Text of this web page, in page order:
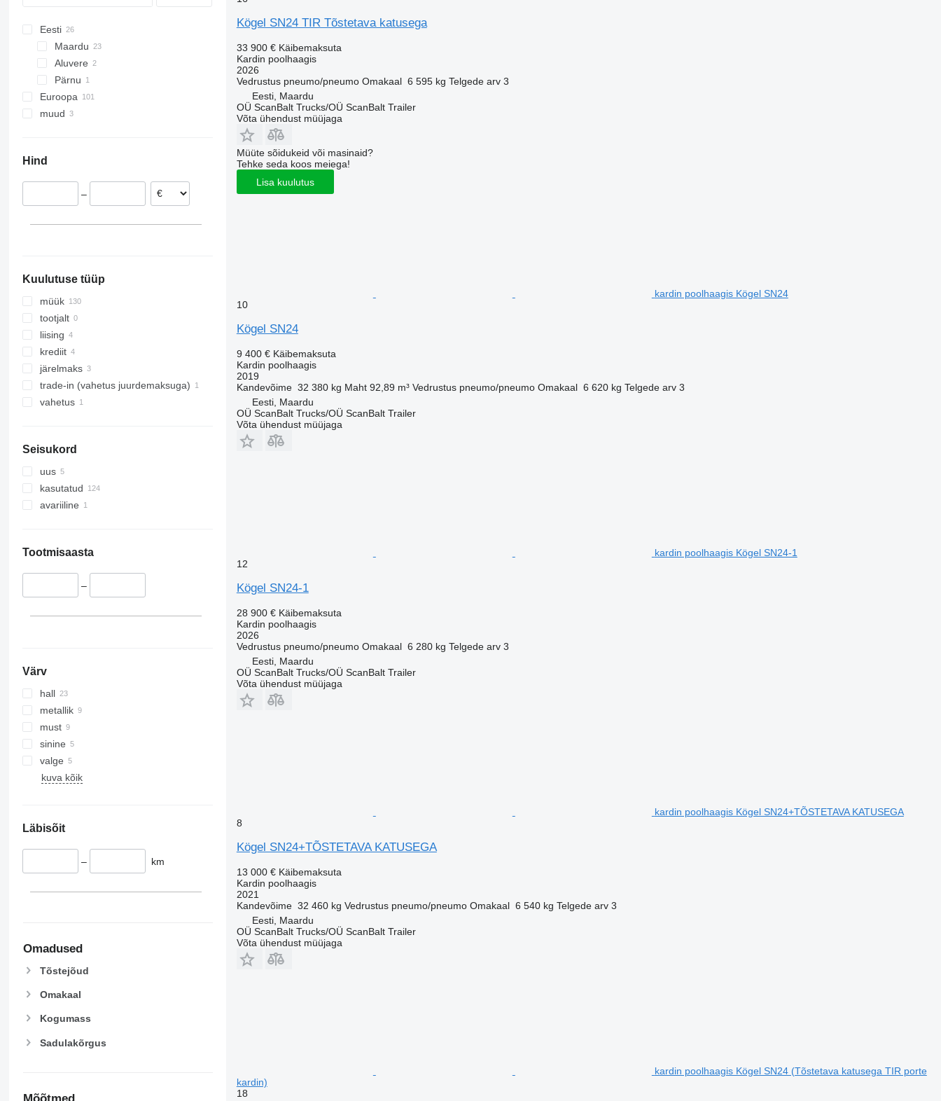
Eesti
Maardu
Aluvere
Pärnu
Euroopa
Slovakkia
Leedu
muud
Hind
–
Kuulutuse tüüp
müük
tootjalt
liising
krediit
järelmaks
trade-in (vahetus juurdemaksuga)
vahetus
Seisukord
uus
kasutatud
avariiline
Tootmisaasta
–
Värv
hall
metallik
must
sinine
valge
kuva kõik
Läbisõit
– km
Omadused
Tõstejõud
Omakaal
Kogumass
Sadulakõrgus
Kögel SN24 TIR Tõstetava katusega
33 900 € Käibemaksuta
Kardin poolhaagis
2026
Vedrustus pneumo/pneumo Omakaal 6 595 kg Telgede arv 3
Eesti, Maardu
OÜ ScanBalt Trucks/OÜ ScanBalt Trailer
Võta ühendust müüjaga
Müüte sõidukeid või masinaid?
Tehke seda koos meiega!
Lisa kuulutus
kardin poolhaagis Kögel SN24
10
Kögel SN24
9 400 € Käibemaksuta
Kardin poolhaagis
2019
Kandevõime 32 380 kg Maht 92,89 m³ Vedrustus pneumo/pneumo Omakaal 6 620 kg Telgede arv 3
Eesti, Maardu
OÜ ScanBalt Trucks/OÜ ScanBalt Trailer
Võta ühendust müüjaga
kardin poolhaagis Kögel SN24-1
12
Kögel SN24-1
28 900 € Käibemaksuta
Kardin poolhaagis
2026
Vedrustus pneumo/pneumo Omakaal 6 280 kg Telgede arv 3
Eesti, Maardu
OÜ ScanBalt Trucks/OÜ ScanBalt Trailer
Võta ühendust müüjaga
kardin poolhaagis Kögel SN24+TÕSTETAVA KATUSEGA
8
Kögel SN24+TÕSTETAVA KATUSEGA
13 000 € Käibemaksuta
Kardin poolhaagis
2021
Kandevõime 32 460 kg Vedrustus pneumo/pneumo Omakaal 6 540 kg Telgede arv 3
Eesti, Maardu
OÜ ScanBalt Trucks/OÜ ScanBalt Trailer
Võta ühendust müüjaga
kardin poolhaagis Kögel SN24 (Tõstetava katusega TIR porte
kardin)
18